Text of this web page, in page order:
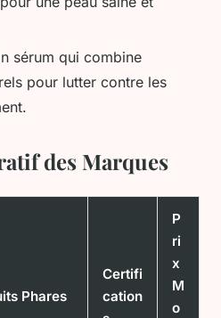
sérum qui combine
pour lutter contre les
des Marques
Phares
Certifi
cation
P
ri
x
M
o